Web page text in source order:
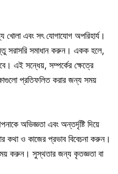
এবং সৎ যোগাযোগ অপরিহার্য।
সরাসরি সমাধান করুন। একক হলে,
এই সন্ধেয়, সম্পর্কের ক্ষেত্রে
প্রতিফলিত করার জন্য সময়
অভিজ্ঞতা এবং অন্তর্দৃষ্টি দিয়ে
ও কাজের প্রভাব বিবেচনা করুন।
করুন। সুস্থতার জন্য কৃতজ্ঞতা বা